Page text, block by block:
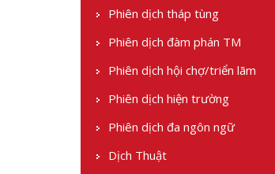
Phiên dịch tháp tùng
Phiên dịch đàm phán TM
Phiên dịch hội chợ/triển lãm
Phiên dịch hiện trường
Phiên dịch đa ngôn ngữ
Dịch Thuật